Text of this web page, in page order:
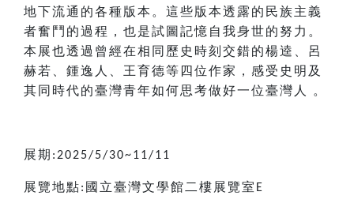
地下流通的各種版本。這些版本透露的民族主義
者奮鬥的過程，也是試圖記憶自我身世的努力。
本展也透過曾經在相同歷史時刻交錯的楊逵、呂
赫若、鍾逸人、王育德等四位作家，感受史明及
其同時代的臺灣青年如何思考做好一位臺灣人
。
展期 :2025/5/30~11/11
展覽地點: 國立臺灣文學館二樓展覽室 E